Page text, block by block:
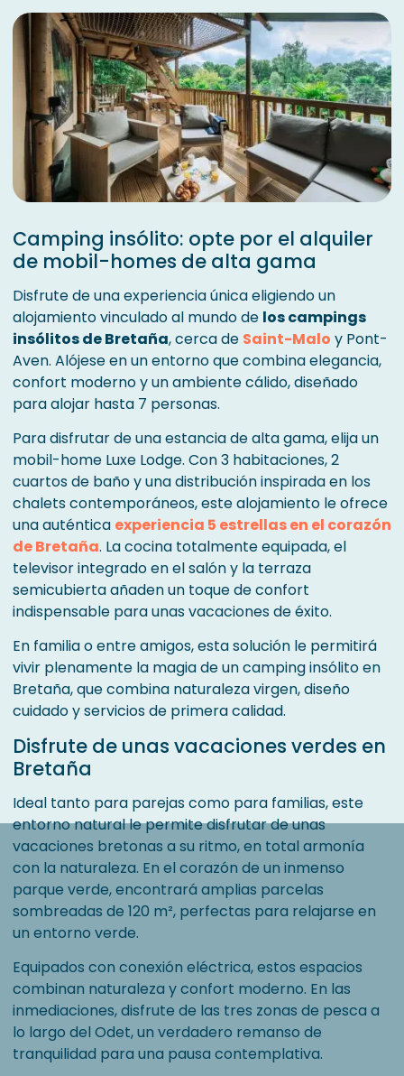
Camping insólito: opte por el alquiler
de mobil-homes de alta gama
Disfrute de una experiencia única eligiendo un
alojamiento vinculado al mundo de los campings
insólitos de Bretaña, cerca de Saint-Malo y Pont-
Aven. Alójese en un entorno que combina elegancia,
confort moderno y un ambiente cálido, diseñado
para alojar hasta 7 personas.
Para disfrutar de una estancia de alta gama, elija un
mobil-home Luxe Lodge. Con 3 habitaciones, 2
cuartos de baño y una distribución inspirada en los
chalets contemporáneos, este alojamiento le ofrece
una auténtica experiencia 5 estrellas en el corazón
de Bretaña. La cocina totalmente equipada, el
televisor integrado en el salón y la terraza
semicubierta añaden un toque de confort
indispensable para unas vacaciones de éxito.
En familia o entre amigos, esta solución le permitirá
vivir plenamente la magia de un camping insólito en
Bretaña, que combina naturaleza virgen, diseño
cuidado y servicios de primera calidad.
Disfrute de unas vacaciones verdes en
Bretaña
Ideal tanto para parejas como para familias, este
entorno natural le permite disfrutar de unas
vacaciones bretonas a su ritmo, en total armonía
con la naturaleza. En el corazón de un inmenso
parque verde, encontrará amplias parcelas
sombreadas de 120 m², perfectas para relajarse en
un entorno verde.
Equipados con conexión eléctrica, estos espacios
combinan naturaleza y confort moderno. En las
inmediaciones, disfrute de las tres zonas de pesca a
lo largo del Odet, un verdadero remanso de
tranquilidad para una pausa contemplativa.